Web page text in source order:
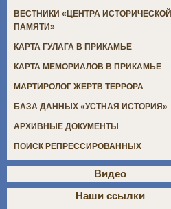
ВЕСТНИКИ «ЦЕНТРА ИСТОРИЧЕСКОЙ
ПАМЯТИ»
КАРТА ГУЛАГА В ПРИКАМЬЕ
КАРТА МЕМОРИАЛОВ В ПРИКАМЬЕ
МАРТИРОЛОГ ЖЕРТВ ТЕРРОРА
БАЗА ДАННЫХ «УСТНАЯ ИСТОРИЯ»
АРХИВНЫЕ ДОКУМЕНТЫ
ПОИСК РЕПРЕССИРОВАННЫХ
Видео
Наши ссылки